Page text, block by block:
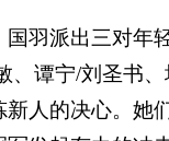
国羽派出三对年
、谭宁/刘圣书
新人的决心。她